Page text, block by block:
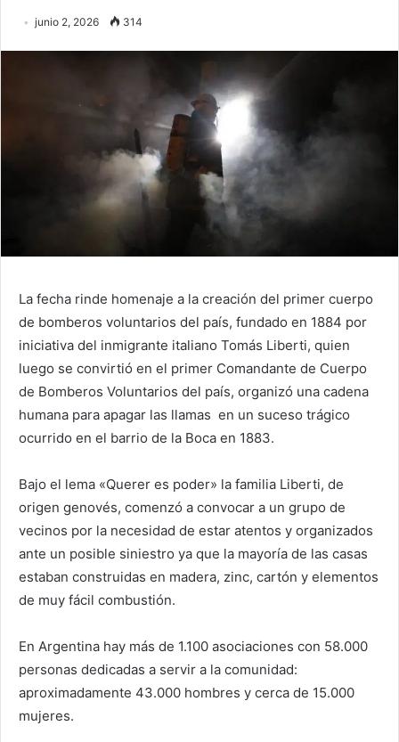
junio 2, 2026 314
La fecha rinde homenaje a la creación del primer cuerpo
de bomberos voluntarios del país, fundado en 1884 por
iniciativa del inmigrante italiano Tomás Liberti, quien
luego se convirtió en el primer Comandante de Cuerpo
de Bomberos Voluntarios del país, organizó una cadena
humana para apagar las llamas en un suceso trágico
ocurrido en el barrio de la Boca en 1883.
Bajo el lema «Querer es poder» la familia Liberti, de
origen genovés, comenzó a convocar a un grupo de
vecinos por la necesidad de estar atentos y organizados
ante un posible siniestro ya que la mayoría de las casas
estaban construidas en madera, zinc, cartón y elementos
de muy fácil combustión.
En Argentina hay más de 1.100 asociaciones con 58.000
personas dedicadas a servir a la comunidad:
aproximadamente 43.000 hombres y cerca de 15.000
mujeres.